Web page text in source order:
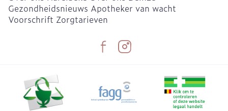
Gezondheidsnieuws Apotheker van wacht
Voorschrift Zorgtarieven